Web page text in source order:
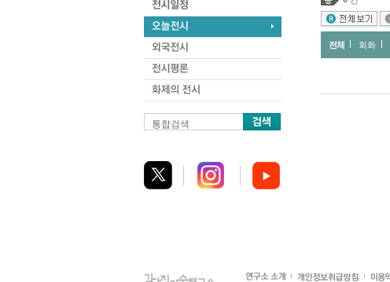
통합검색
전체 회화